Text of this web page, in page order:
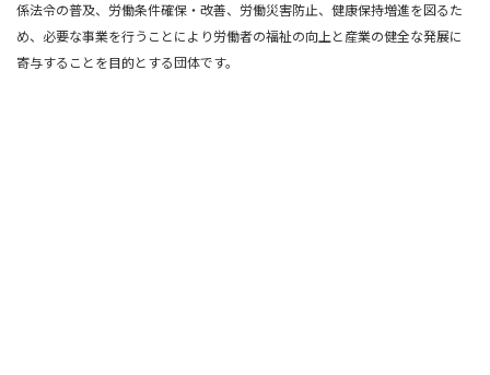
係法令の普及、労働条件確保・改善、労働災害防止、健康保持増進を図るた
め、必要な事業を行うことにより労働者の福祉の向上と産業の健全な発展に
寄与することを目的とする団体です。